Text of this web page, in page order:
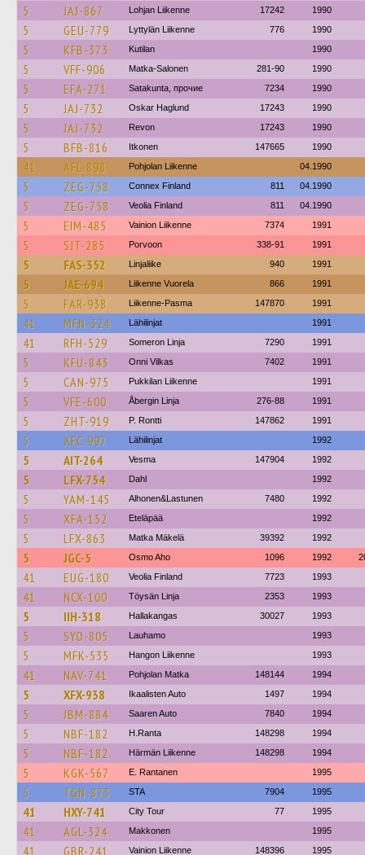
5 JAJ-867 Lohjan Liikenne 17242 1990
5 GEU-779 Lyttylän Liikenne 776 1990
5 KFB-373 Kutilan 1990
5 VFF-906 Matka-Salonen 281-90 1990
5 EFA-271 Satakunta, прочие 7234 1990
5 JAJ-732 Oskar Haglund 17243 1990
5 JAJ-732 Revon 17243 1990
5 BFB-816 Itkonen 147665 1990
41 AFL-898 Pohjolan Liikenne 04.1990
5 ZEG-758 Connex Finland 811 04.1990
5 ZEG-758 Veolia Finland 811 04.1990
5 EIM-485 Vainion Liikenne 7374 1991
5 SJT-285 Porvoon 338-91 1991
5 FAS-352 Linjaliike 940 1991
5 JAE-694 Liikenne Vuorela 866 1991
5 FAR-938 Liikenne-Pasma 147870 1991
41 MFN-324 Lähilinjat 1991
41 RFH-529 Someron Linja 7290 1991
5 KFU-843 Onni Vilkas 7402 1991
5 CAN-975 Pukkilan Liikenne 1991
5 VFE-600 Åbergin Linja 276-88 1991
5 ZHT-919 P. Rontti 147862 1991
5 XFC-997 Lähilinjat 1992
5 AIT-264 Vesma 147904 1992
5 LFX-754 Dahl 1992
5 YAM-145 Alhonen&Lastunen 7480 1992
5 XFA-152 Eteläpää 1992
5 LFX-863 Matka Mäkelä 39392 1992
5 JGC-5 Osmo Aho 1096 1992
41 EUG-180 Veolia Finland 7723 1993
41 NCX-100 Töysän Linja 2353 1993
5 IIH-318 Hallakangas 30027 1993
5 SYO-805 Lauhamo 1993
5 MFK-535 Hangon Liikenne 1993
41 NAV-741 Pohjolan Matka 148144 1994
5 XFX-938 Ikaalisten Auto 1497 1994
5 JBM-884 Saaren Auto 7840 1994
5 NBF-182 H.Ranta 148298 1994
5 NBF-182 Härmän Liikenne 148298 1994
5 KGK-567 E. Rantanen 1995
5 TGN-873 STA 7904 1995
41 HXY-741 City Tour 77 1995
41 AGL-324 Makkonen 1995
41 GBR-241 Vainion Liikenne 148396 1995